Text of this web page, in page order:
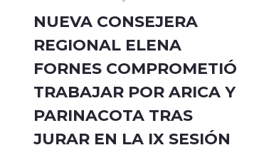
NUEVA CONSEJERA
REGIONAL ELENA
FORNES COMPROMETIÓ
TRABAJAR POR ARICA Y
PARINACOTA TRAS
JURAR EN LA IX SESIÓN